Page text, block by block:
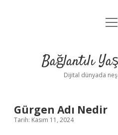
Yasal
Bağlantılı
Dijital dünyada
Gürgen Adı Nedir
Tarih: Kasım 11, 2024